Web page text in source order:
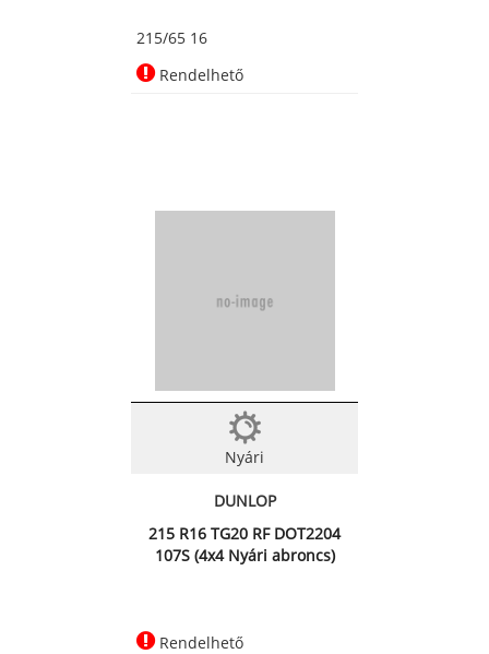
215/65 16
Rendelhető
Nyári
DUNLOP
215 R16 TG20 RF DOT2204
107S (4x4 Nyári abroncs)
Rendelhető